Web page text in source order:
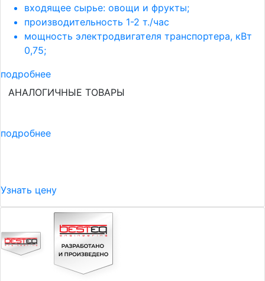
входящее сырье: овощи и фрукты;
производительность 1-2 т./час
мощность электродвигателя транспортера, кВт
0,75;
подробнее
АНАЛОГИЧНЫЕ ТОВАРЫ
подробнее
Узнать цену